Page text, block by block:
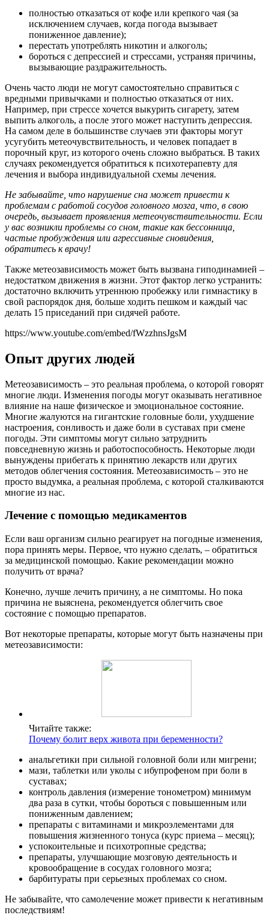
полностью отказаться от кофе или крепкого чая (за
исключением случаев, когда погода вызывает
пониженное давление);
перестать употреблять никотин и алкоголь;
бороться с депрессией и стрессами, устраняя причины,
вызывающие раздражительность.
Очень часто люди не могут самостоятельно справиться с
вредными привычками и полностью отказаться от них.
Например, при стрессе хочется выкурить сигарету, затем
выпить алкоголь, а после этого может наступить депрессия.
На самом деле в большинстве случаев эти факторы могут
усугубить метеочувствительность, и человек попадает в
порочный круг, из которого очень сложно выбраться. В таких
случаях рекомендуется обратиться к психотерапевту для
лечения и выбора индивидуальной схемы лечения.
Не забывайте, что нарушение сна может привести к
проблемам с работой сосудов головного мозга, что, в свою
очередь, вызывает проявления метеочувствительности. Если
у вас возникли проблемы со сном, такие как бессонница,
частые пробуждения или агрессивные сновидения,
обратитесь к врачу!
Также метеозависимость может быть вызвана гиподинамией –
недостатком движения в жизни. Этот фактор легко устранить:
достаточно включить утреннюю пробежку или гимнастику в
свой распорядок дня, больше ходить пешком и каждый час
делать 15 приседаний при сидячей работе.
https://www.youtube.com/embed/fWzzhnsJgsM
Опыт других людей
Метеозависимость – это реальная проблема, о которой говорят
многие люди. Изменения погоды могут оказывать негативное
влияние на наше физическое и эмоциональное состояние.
Многие жалуются на гигантские головные боли, ухудшение
настроения, сонливость и даже боли в суставах при смене
погоды. Эти симптомы могут сильно затруднить
повседневную жизнь и работоспособность. Некоторые люди
вынуждены прибегать к принятию лекарств или других
методов облегчения состояния. Метеозависимость – это не
просто выдумка, а реальная проблема, с которой сталкиваются
многие из нас.
Лечение с помощью медикаментов
Если ваш организм сильно реагирует на погодные изменения,
пора принять меры. Первое, что нужно сделать, – обратиться
за медицинской помощью. Какие рекомендации можно
получить от врача?
Конечно, лучше лечить причину, а не симптомы. Но пока
причина не выяснена, рекомендуется облегчить свое
состояние с помощью препаратов.
Вот некоторые препараты, которые могут быть назначены при
метеозависимости:
Читайте также:
Почему болит верх живота при беременности?
анальгетики при сильной головной боли или мигрени;
мази, таблетки или уколы с ибупрофеном при боли в
суставах;
контроль давления (измерение тонометром) минимум
два раза в сутки, чтобы бороться с повышенным или
пониженным давлением;
препараты с витаминами и микроэлементами для
повышения жизненного тонуса (курс приема – месяц);
успокоительные и психотропные средства;
препараты, улучшающие мозговую деятельность и
кровообращение в сосудах головного мозга;
барбитураты при серьезных проблемах со сном.
Не забывайте, что самолечение может привести к негативным
последствиям!